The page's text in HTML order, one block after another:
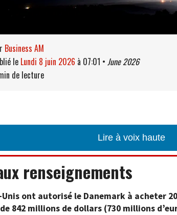
Business AM
le lundi 8 juin 2026 à 07:01 • June 2026
de lecture
Lire à voix haute
renseignements
ont autorisé le Danemark à acheter
842 millions de dollars (730 millions